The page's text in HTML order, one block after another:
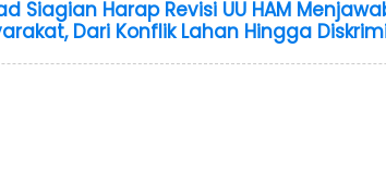
Siagian Harap Revisi UU HAM
Dari Konflik Lahan Hingga